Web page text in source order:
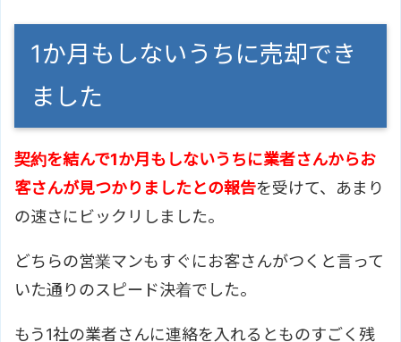
1か月もしないうちに売却でき
ました
契約を結んで1か月もしないうちに業者さんからお
客さんが見つかりましたとの報告を受けて、あまり
の速さにビックリしました。
どちらの営業マンもすぐにお客さんがつくと言って
いた通りのスピード決着でした。
もう1社の業者さんに連絡を入れるとものすごく残